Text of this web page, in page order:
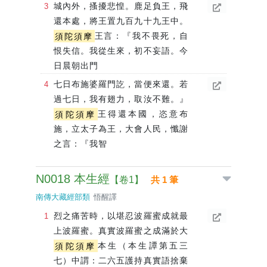
城內外，搔擾悲惶。鹿足負王，飛
還本處，將王置九百九十九王中。
須陀須摩 王言：『我不畏死，自
恨失信。我從生來，初不妄語。今
日晨朝出門
七日布施婆羅門訖，當便來還。若
過七日，我有翅力，取汝不難。』
須陀須摩 王得還本國，恣意布
施，立太子為王，大會人民，懺謝
之言：『我智
N0018 本生經 【卷1】 共 1 筆
南傳大藏經部類 悟醒譯
烈之痛苦時，以堪忍波羅蜜成就最
上波羅蜜。真實波羅蜜之成滿於大
須陀須摩 本生（本生譚第五三
七）中謂：二六五護持真實語捨棄